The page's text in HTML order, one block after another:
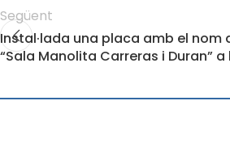
Següent
Instal·lada una placa amb el nom
“Sala Manolita Carreras i Duran”